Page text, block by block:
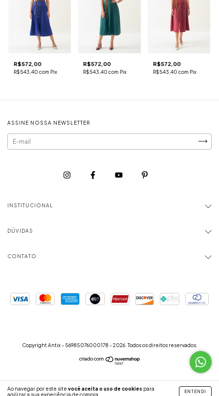
Ao navegar por este site você aceita o uso de cookies para
agilizar a sua experiência de compra.
ENTENDI
R$572,00
R$543,40com Pix
R$572,00
R$543,40com Pix
R$572,00
R$543,40com Pix
ASSINE NOSSA NEWSLETTER
INSTITUCIONAL
DÚVIDAS
CONTATO
Copyright Antix - 56985076000178 - 2026. Todos os direitos reservados.